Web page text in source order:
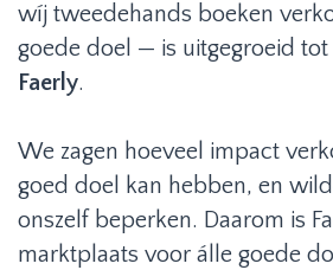
wíj tweedehands boeken
goede doel — is uitgegroeid tot
Faerly.
We zagen hoeveel impact
goed doel kan hebben, en
onszelf beperken. Daarom is
marktplaats voor álle goede